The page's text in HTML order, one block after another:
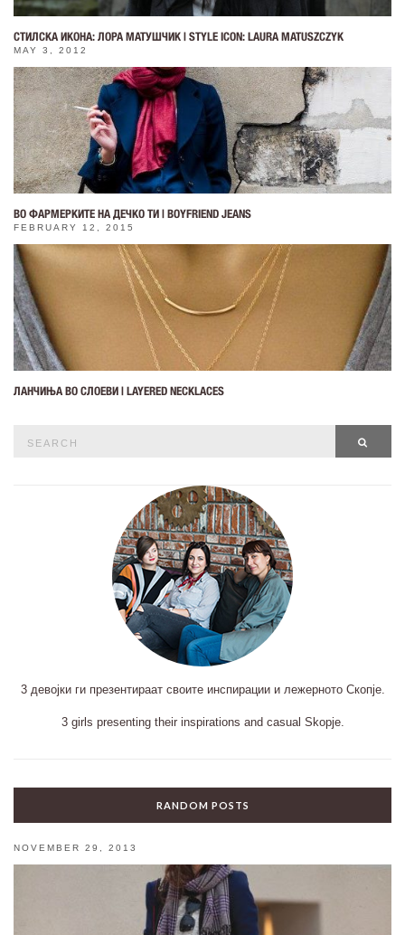
СТИЛСКА ИКОНА: ЛОРА МАТУШЧИК | STYLE ICON: LAURA MATUSZCZYK
MAY 3, 2012
ВО ФАРМЕРКИТЕ НА ДЕЧКО ТИ | BOYFRIEND JEANS
FEBRUARY 12, 2015
ЛАНЧИЊА ВО СЛОЕВИ | LAYERED NECKLACES
3 девојки ги презентираат своите инспирации и лежерното Скопје.
3 girls presenting their inspirations and casual Skopje.
RANDOM POSTS
NOVEMBER 29, 2013